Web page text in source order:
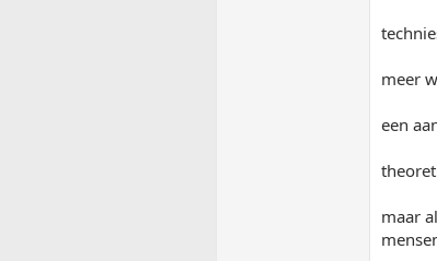
meer
een
maar